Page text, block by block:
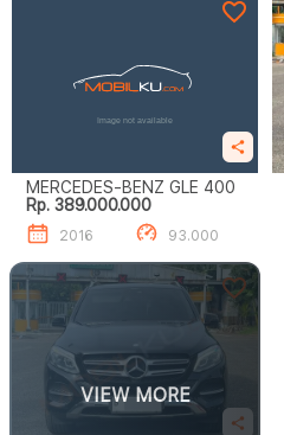
MERCEDES-BENZ GLE 400
Rp. 389.000.000
2016 93.000
VIEW MORE